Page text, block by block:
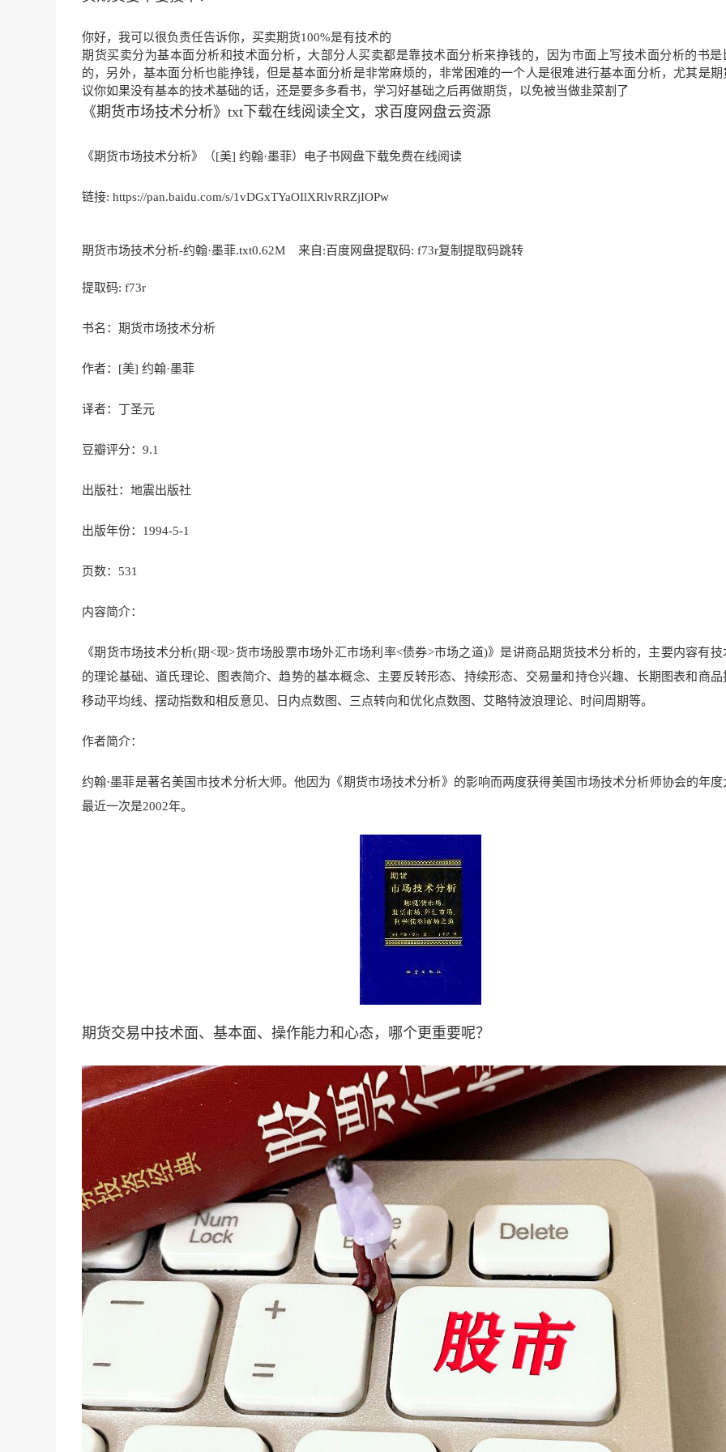
你好，我可以很负责任告诉你，买卖期货100%是有技术的
期货买卖分为基本面分析和技术面分析，大部分人买卖都是靠技术面分析来挣钱的，因为市面上写技术面分析的书是
的，另外，基本面分析也能挣钱，但是基本面分析是非常麻烦的，非常困难的一个人是很难进行基本面分析，尤其是期
议你如果没有基本的技术基础的话，还是要多多看书，学习好基础之后再做期货，以免被当做韭菜割了
《期货市场技术分析》txt下载在线阅读全文，求百度网盘云资源
《期货市场技术分析》（[美] 约翰·墨菲）电子书网盘下载免费在线阅读
链接: https://pan.baidu.com/s/1vDGxTYaOIlXRlvRRZjIOPw
期货市场技术分析-约翰·墨菲.txt0.62M 来自:百度网盘提取码: f73r复制提取码跳转
提取码: f73r
书名：期货市场技术分析
作者：[美] 约翰·墨菲
译者：丁圣元
豆瓣评分：9.1
出版社：地震出版社
出版年份：1994-5-1
页数：531
内容简介：
《期货市场技术分析(期<现>货市场股票市场外汇市场利率<债券>市场之道)》是讲商品期货技术分析的，主要内容有技
的理论基础、道氏理论、图表简介、趋势的基本概念、主要反转形态、持续形态、交易量和持仓兴趣、长期图表和商品
移动平均线、摆动指数和相反意见、日内点数图、三点转向和优化点数图、艾略特波浪理论、时间周期等。
作者简介：
约翰·墨菲是著名美国市技术分析大师。他因为《期货市场技术分析》的影响而两度获得美国市场技术分析师协会的年度
最近一次是2002年。
期货交易中技术面、基本面、操作能力和心态，哪个更重要呢？